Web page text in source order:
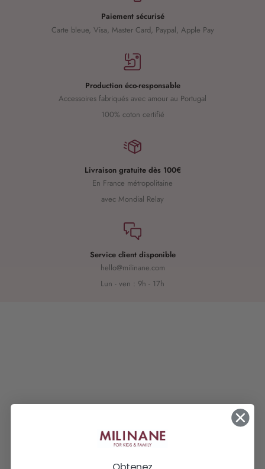
Paiement sécurisé
Carte bleue, Visa, Master Card, Paypal, Apple Pay
Production éco-responsable
Accessoires fabriqués avec amour au Portugal
100% coton certifié
Livraison gratuite dès 100€
En France métropolitaine
avec Mondial Relay
Service client disponible
hello@milinane.com
Lun - ven : 9h - 17h